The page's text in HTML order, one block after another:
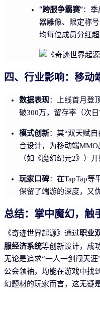
“跨服争霸赛”：
器雕像、限定称
均每位成员分红超
四、行业影响：移
数据表现：上线首月登
破300万，留存率（次
模式创新：其“双天赋
合设计，为移动端
（如《魔幻纪元2》）
玩家口碑：在TapTap等
保留了端游的深度，又
总结：掌中魔幻，触
《奇迹世界起源》通过职业
服经济系统等创新设计，成
无论是追求“一人一剑闯天
公会领袖，均能在游戏中找
幻题材的玩家而言，这无疑